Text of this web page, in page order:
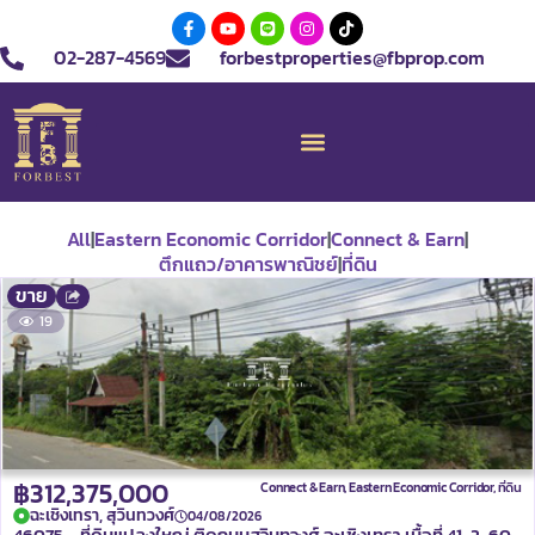
02-287-4569 forbestproperties@fbprop.com
All|Eastern Economic Corridor|Connect & Earn|
ตึกแถว/อาคารพาณิชย์|ที่ดิน
ขาย
19
฿312,375,000 Connect & Earn,Eastern Economic Corridor,ที่ดิน
ฉะเชิงเทรา, สุวินทวงศ์ 04/08/2026